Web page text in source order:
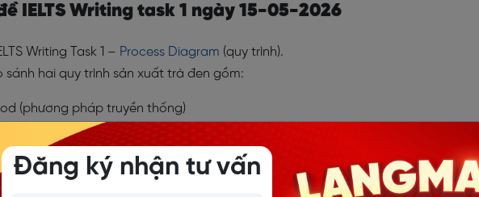
IELTS Writing task 1 ngày 15-05-2026
Writing Task 1 – Process Diagram (quy trình).
sánh hai quy trình sản xuất trà đen gồm:
(phương pháp truyền thống)
pháp hiện đại)
task 1 ngày 15-05-2026
Đăng ký nhận tư vấn